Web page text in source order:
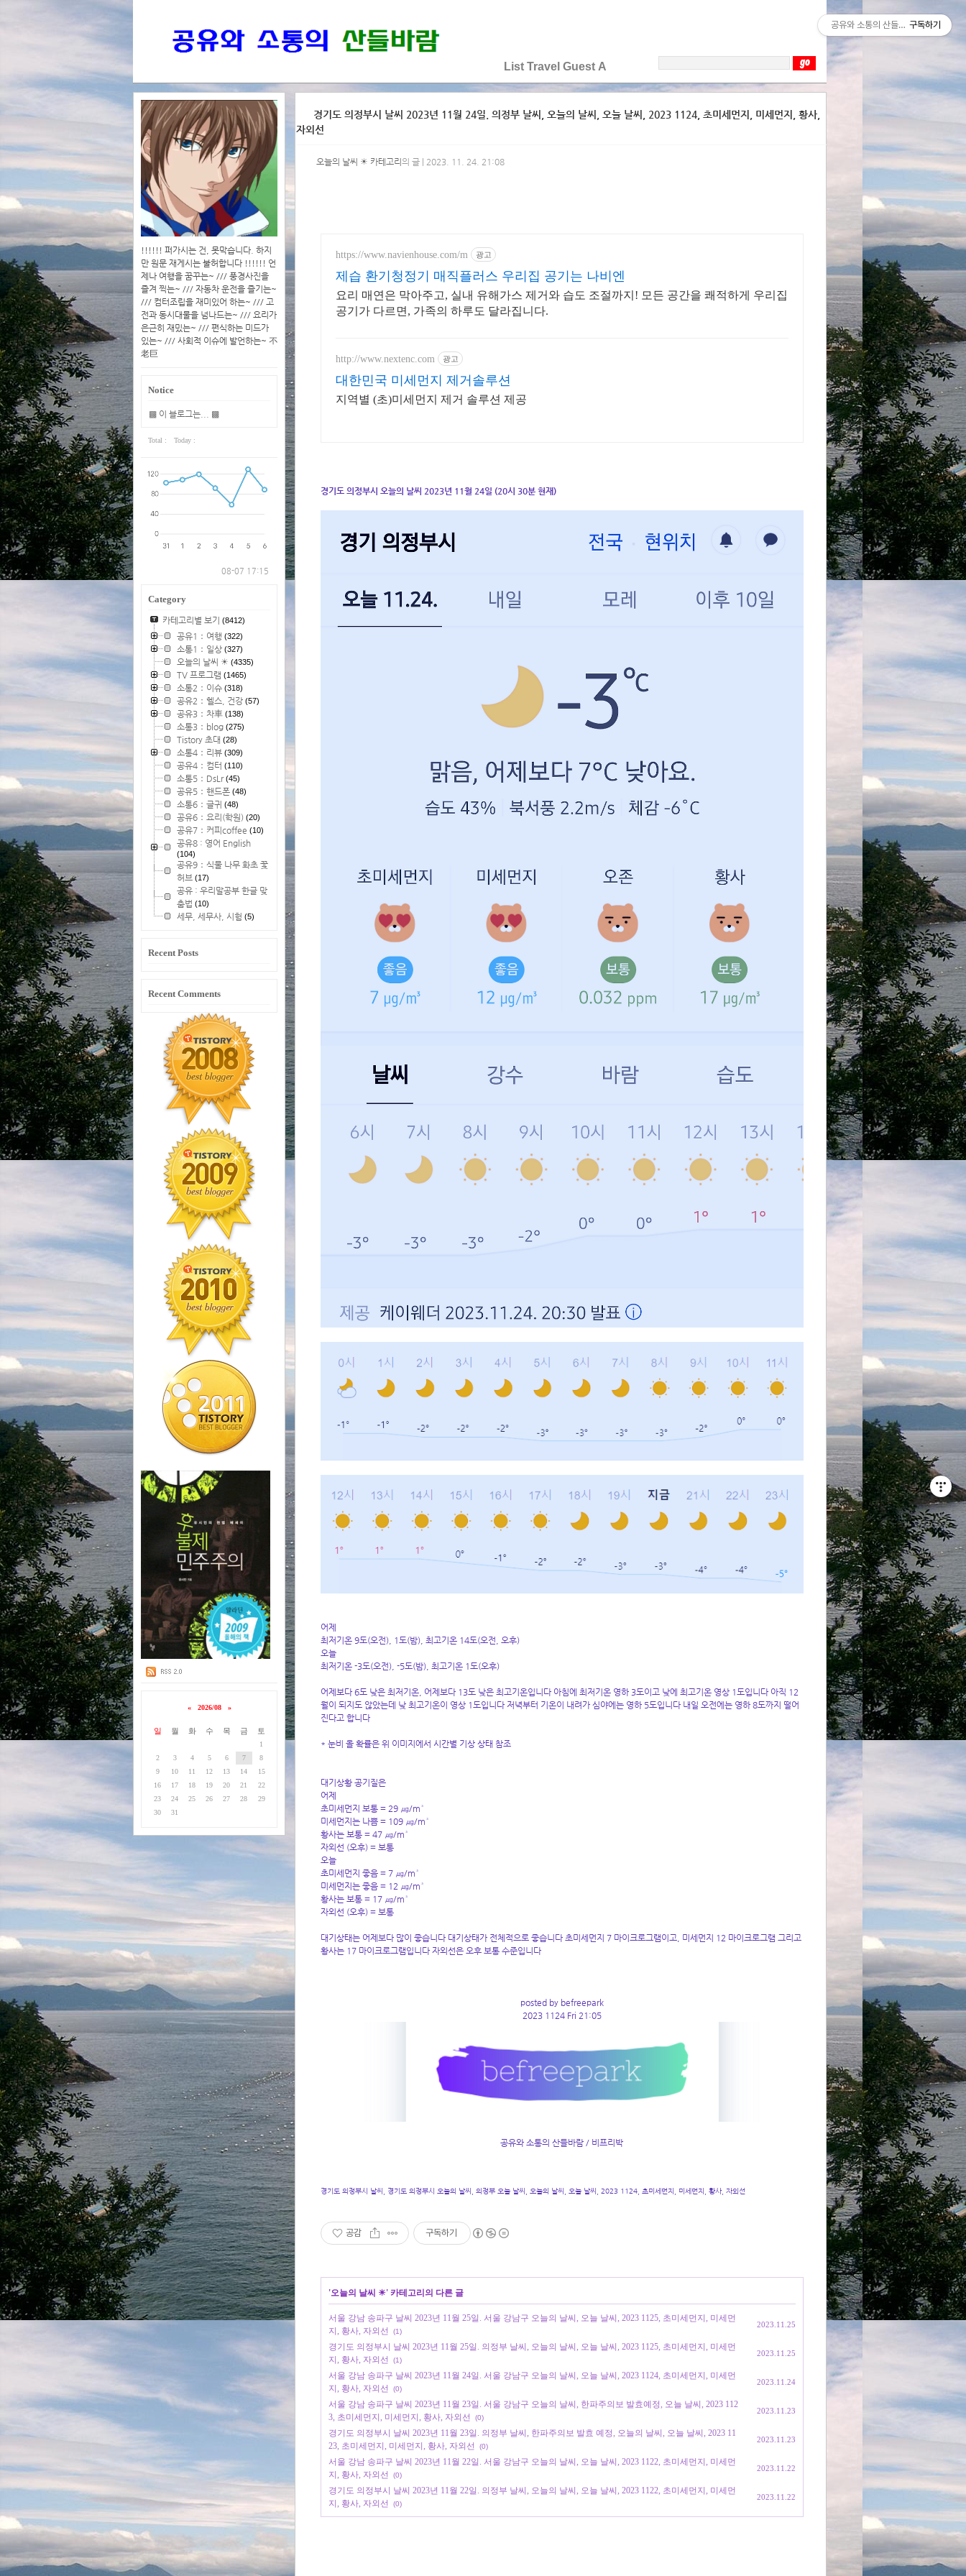
List Travel Guest A
!!!!!! 퍼가시는 건, 못막습니다. 하지
만 원문 재게시는 불허합니다 !!!!!! 언
제나 여행을 꿈꾸는~ /// 풍경사진을
즐겨 찍는~ /// 자동차 운전을 즐기는~
/// 컴터조립을 재미있어 하는~ /// 고
전과 동시대물을 넘나드는~ /// 요리가
은근히 재밌는~ /// 편식하는 미드가
있는~ /// 사회적 이슈에 발언하는~ 不
老巨
Notice
▩ 이 블로그는... ▩
Total : Today :
08-07 17:15
Category
카테고리별 보기 (8412)
공유1：여행 (322)
소통1：일상(327)
오늘의 날씨 ☀ (4335)
TV 프로그램 (1465)
소통2：이슈(318)
공유2：헬스, 건강(57)
공유3：차車(138)
소통3：blog(275)
Tistory 초대 (28)
소통4：리뷰(309)
공유4：컴터 (110)
소통5：DsLr(45)
공유5：핸드폰(48)
소통6：글귀 (48)
공유6：요리(학원)(20)
공유7：커피coffee (10)
공유8 : 영어 English
(104)
공유9：식물 나무 화초 꽃
허브 (17)
공유 : 우리말공부 한글 맞
춤법 (10)
세무, 세무사, 시험 (5)
Recent Posts
Recent Comments
« 2026/08 »
일 월 화 수 목 금 토
1
2
3 4 5 6 7
8
9
10 11 12 13 14
15
16
17 18 19 20 21
22
23
24 25 26 27 28
29
30
31
경기도 의정부시 날씨 2023년 11월 24일. 의정부 날씨, 오늘의 날씨, 오늘 날씨, 2023 1124, 초미세먼지, 미세먼지, 황사,
자외선
오늘의 날씨 ☀ 카테고리 의 글 | 2023. 11. 24. 21:08
https://www.navienhouse.com/m 광고
제습 환기청정기 매직플러스 우리집 공기는 나비엔
요리 매연은 막아주고, 실내 유해가스 제거와 습도 조절까지! 모든 공간을 쾌적하게 우리집
공기가 다르면, 가족의 하루도 달라집니다.
http://www.nextenc.com 광고
대한민국 미세먼지 제거솔루션
지역별 (초)미세먼지 제거 솔루션 제공
경기도 의정부시 오늘의 날씨 2023년 11월 24일 (20시 30분 현재)
어제
최저기온 9도(오전), 1도(밤), 최고기온 14도(오전, 오후)
오늘
최저기온 -3도(오전), -5도(밤), 최고기온 1도(오후)
어제보다 6도 낮은 최저기온, 어제보다 13도 낮은 최고기온입니다 아침에 최저기온 영하 3도이고 낮에 최고기온 영상 1도입니다 아직 12
월이 되지도 않았는데 낮 최고기온이 영상 1도입니다 저녁부터 기온이 내려가 심야에는 영하 5도입니다 내일 오전에는 영하 8도까지 떨어
진다고 합니다
* 눈비 올 확률은 위 이미지에서 시간별 기상 상태 참조
대기상황 공기질은
어제
초미세먼지 보통 = 29 ㎍/m³
미세먼지는 나쁨 = 109 ㎍/m³
황사는 보통 = 47 ㎍/m³
자외선 (오후) = 보통
오늘
초미세먼지 좋음 = 7 ㎍/m³
미세먼지는 좋음 = 12 ㎍/m³
황사는 보통 = 17 ㎍/m³
자외선 (오후) = 보통
대기상태는 어제보다 많이 좋습니다 대기상태가 전체적으로 좋습니다 초미세먼지 7 마이크로그램이고, 미세먼지 12 마이크로그램 그리고
황사는 17 마이크로그램입니다 자외선은 오후 보통 수준입니다
posted by befreepark
2023 1124 Fri 21:05
공유와 소통의 산들바람 / 비프리박
경기도 의정부시 날씨, 경기도 의정부시 오늘의 날씨, 의정부 오늘 날씨, 오늘의 날씨, 오늘 날씨, 2023 1124, 초미세먼지, 미세먼지, 황사, 자외선
공감 구독하기
'오늘의 날씨 ☀' 카테고리의 다른 글
서울 강남 송파구 날씨 2023년 11월 25일. 서울 강남구 오늘의 날씨, 오늘 날씨, 2023 1125, 초미세먼지, 미세먼
지, 황사, 자외선
(1)
2023.11.25
경기도 의정부시 날씨 2023년 11월 25일. 의정부 날씨, 오늘의 날씨, 오늘 날씨, 2023 1125, 초미세먼지, 미세먼
지, 황사, 자외선
(1)
2023.11.25
서울 강남 송파구 날씨 2023년 11월 24일. 서울 강남구 오늘의 날씨, 오늘 날씨, 2023 1124, 초미세먼지, 미세먼
지, 황사, 자외선
(0)
2023.11.24
서울 강남 송파구 날씨 2023년 11월 23일. 서울 강남구 오늘의 날씨, 한파주의보 발효예정, 오늘 날씨, 2023 112
3, 초미세먼지, 미세먼지, 황사, 자외선
(0)
2023.11.23
경기도 의정부시 날씨 2023년 11월 23일. 의정부 날씨, 한파주의보 발효 예정, 오늘의 날씨, 오늘 날씨, 2023 11
23, 초미세먼지, 미세먼지, 황사, 자외선
(0)
2023.11.23
서울 강남 송파구 날씨 2023년 11월 22일. 서울 강남구 오늘의 날씨, 오늘 날씨, 2023 1122, 초미세먼지, 미세먼
지, 황사, 자외선
(0)
2023.11.22
경기도 의정부시 날씨 2023년 11월 22일. 의정부 날씨, 오늘의 날씨, 오늘 날씨, 2023 1122, 초미세먼지, 미세먼
지, 황사, 자외선
(0)
2023.11.22
공유와 소통의 산들바람구독하기